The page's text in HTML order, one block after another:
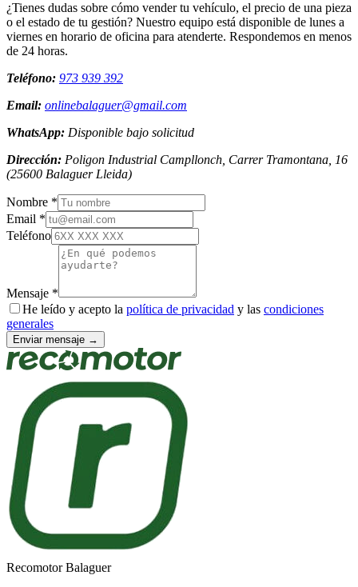
¿Tienes dudas sobre cómo vender tu vehículo, el precio de una pieza
o el estado de tu gestión? Nuestro equipo está disponible de lunes a
viernes en horario de oficina para atenderte. Respondemos en menos
de 24 horas.
Teléfono: 973 939 392
Email: onlinebalaguer@gmail.com
WhatsApp: Disponible bajo solicitud
Dirección: Poligon Industrial Campllonch, Carrer Tramontana, 16
(25600 Balaguer Lleida)
Nombre *
Email *
Teléfono
Mensaje *
He leído y acepto la política de privacidad y las condiciones
generales
Enviar mensaje →
Recomotor Balaguer